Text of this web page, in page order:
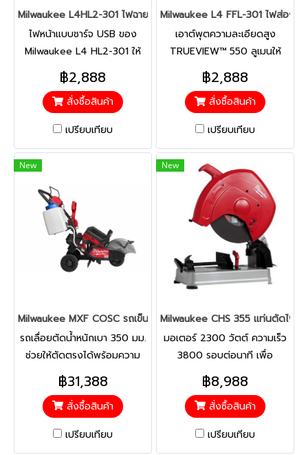
Milwaukee L4HL2-301 ไฟฉายคาดหัว แอลอีดี
ไฟหน้าแบบชาร์จ USB ของ
Milwaukee L4 HL2-301 ให้
ความสว่าง 600 ลูเมนในลำแสง
เฉพาะจุดและน้ำท่วมพร้อม
เอาต์พุตความละเอียดสูง
Spot และ Spot/ Flood Beam
ในโหมดเอาท์พุตที่แตกต่างกัน
เพื่อความสว่างที่เหมาะสมที่สุด
และใช้งานได้สูงสุด 20 ชั่วโมง
ไฟหน้ามาพร้อมกับคลิปยึด 4
คลิปสำหรับยึดกับหมวกกันน็อค
และสายรัดปรับระดับได้พร้อม
ด้ามจับยาง หัวไฟมีการ
เคลื่อนไหวแบบเอียงได้ 180°
ไปยังจุดที่ต้องการมากที่สุดได้
฿2,888
สั่งซื้อสินค้า
เปรียบเทียบ
Milwaukee L4 FFL-301 ไฟส่องท
เอาต์พุตความละเอียดสูง
TRUEVIEW™ 550 ลูเมนให้
ลำแสงสม่ำเสมอ อุณหภูมิสีที่
ปรับให้เหมาะสม และการแสดงสี
และรายละเอียดที่แท้จริง
฿2,888
สั่งซื้อสินค้า
เปรียบเทียบ
New
Milwaukee MXF COSC รถเข็นสำหรับ เครื่องตัด 14 นิ้ว MX FUEL
รถเลื่อยตัดน้ำหนักเบา 350 มม.
ช่วยให้ตัดตรงได้พร้อมความ
สามารถในการตัดลึกเต็มที่ 125
มม.
฿31,388
สั่งซื้อสินค้า
เปรียบเทียบ
New
Milwaukee CHS 355 แท่นตัดไฟเ
มอเตอร์ 2300 วัตต์ ความเร็ว
3800 รอบต่อนาที เพื่อ
สมรรถนะการตัดที่ดีเยี่ยม
฿8,988
สั่งซื้อสินค้า
เปรียบเทียบ